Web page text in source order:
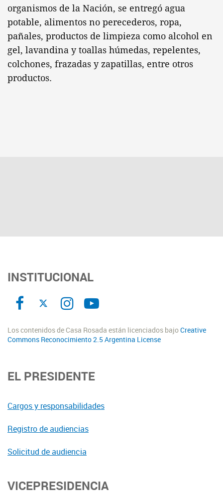
organismos de la Nación, se entregó agua
potable, alimentos no perecederos, ropa,
pañales, productos de limpieza como alcohol en
gel, lavandina y toallas húmedas, repelentes,
colchones, frazadas y zapatillas, entre otros
productos.
INSTITUCIONAL
Los contenidos de Casa Rosada están licenciados bajoCreative
Commons Reconocimiento 2.5 Argentina License
EL PRESIDENTE
Cargos y responsabilidades
Registro de audiencias
Solicitud de audiencia
VICEPRESIDENCIA